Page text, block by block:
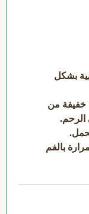
بشكل
خفيفة من
الرحم.
بالفم